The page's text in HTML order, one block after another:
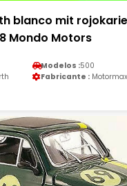
blanco mit
Mondo Motors
Modelos :500
Fabricante : Motormax